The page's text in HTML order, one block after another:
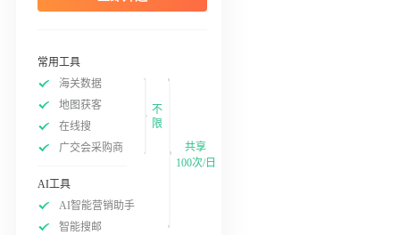
常用工具
海关数据
地图获客
在线搜
广交会采购商
不
限
AI工具
AI智能营销助手
智能搜邮
共享
100次/日